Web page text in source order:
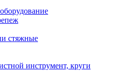
стяжные
инструмент, круги